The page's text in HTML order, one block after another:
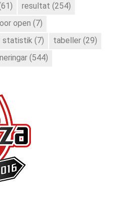
resultat (254)
open (7)
statistik (7) tabeller (29)
(544)